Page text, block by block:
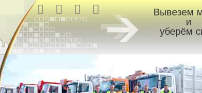
Вывезем
и
уберём